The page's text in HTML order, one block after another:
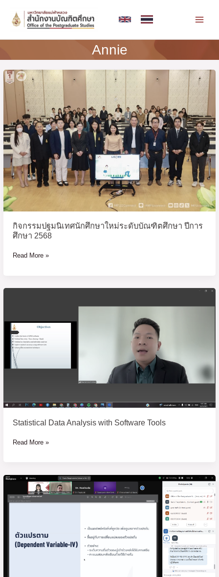
content
Annie
กิจกรรมปฐมนิเทศนักศึกษาใหม่ระดับบัณฑิตศึกษา ปีการ
ศึกษา 2568
กิจกรรม
ปฐมนิเทศ
นักศึกษา
ระดับ
บัณฑิต
ศึกษา
ปี
การ
ศึกษา
2568
Read More »
Statistical Data Analysis with Software Tools
with
Software
Tools
Read More »
อบรม
วิเคราะห์
สถิติ
ด้วย
Post
pagination